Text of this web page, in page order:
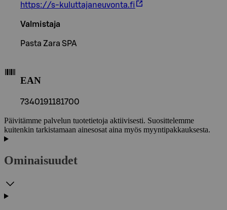
https://s-kuluttajaneuvonta.fi
Valmistaja
Pasta Zara SPA
EAN
7340191181700
Päivitämme palvelun tuotetietoja aktiivisesti. Suosittelemme
kuitenkin tarkistamaan ainesosat aina myös myyntipakkauksesta.
Ominaisuudet